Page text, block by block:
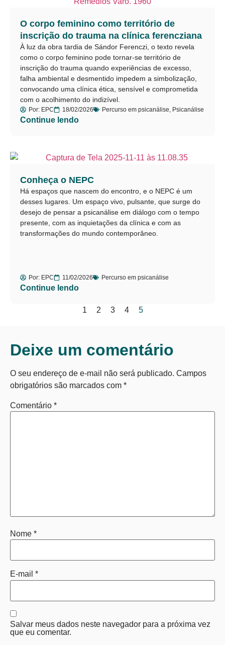
O corpo feminino como território de
inscrição do trauma na clínica ferencziana
À luz da obra tardia de Sándor Ferenczi, o texto revela
como o corpo feminino pode tornar-se território de
inscrição do trauma quando experiências de excesso,
falha ambiental e desmentido impedem a simbolização,
convocando uma clínica ética, sensível e comprometida
com o acolhimento do indizível.
Por: EPC 18/02/2026 Percurso em psicanálise, Psicanálise
Continue lendo
Conheça o NEPC
Há espaços que nascem do encontro, e o NEPC é um
desses lugares. Um espaço vivo, pulsante, que surge do
desejo de pensar a psicanálise em diálogo com o tempo
presente, com as inquietações da clínica e com as
transformações do mundo contemporâneo.
Por: EPC 11/02/2026 Percurso em psicanálise
Continue lendo
1 2 3 4 5
Deixe um comentário
O seu endereço de e-mail não será publicado. Campos
obrigatórios são marcados com *
Comentário *
Nome *
E-mail *
Salvar meus dados neste navegador para a próxima vez
que eu comentar.